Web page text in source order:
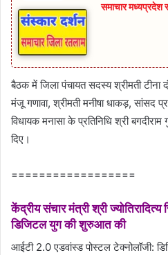
समाचार
बैठक में जिला पंचायत सदस्‍य श्रीमती टीना
मंजू गणावा, श्रीमती मनीषा धाकड़, सांसद
विधायक मनासा के प्रतिनिधि श्री
दिए।
==================
केंद्रीय संचार मंत्री श्री
डिजिटल युग की शुरुआत की
आईटी 2.0 एडवांस्ड पोस्टल टेक्नोलॉजी: